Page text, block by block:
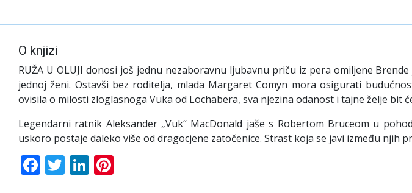
O knjizi
RUŽA U OLUJI donosi još jednu nezaboravnu ljubavnu priču iz pera omiljene Brende
jednoj ženi. Ostavši bez roditelja, mlada Margaret Comyn mora osigurati
ovisila o milosti zloglasnoga Vuka od Lochabera, sva njezina odanost i tajne želje bit
Legendarni ratnik Aleksander „Vuk“ MacDonald jaše s Robertom Bruceom u
uskoro postaje daleko više od dragocjene zatočenice. Strast koja se javi između njih
Facebook
TwitterLinkedIn